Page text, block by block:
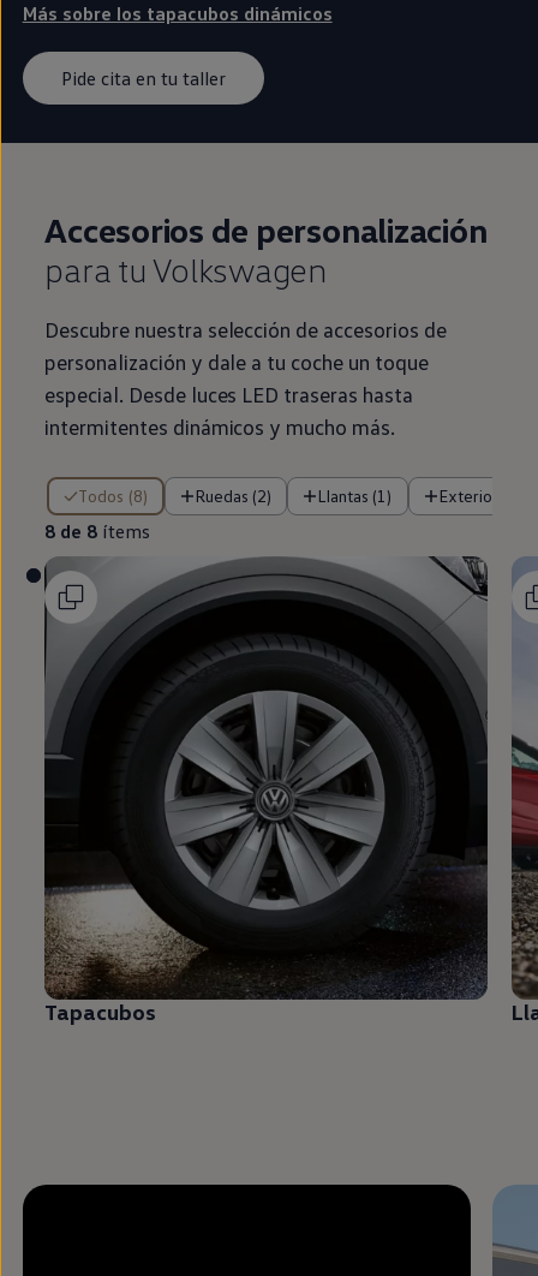
Más sobre los tapacubos dinámicos
Pide cita en tu taller
Accesorios de personalización
para tu Volkswagen
Descubre nuestra selección de accesorios de
personalización y dale a tu cocheun toque
especial. Desde luces LED traseras hasta
intermitentes dinámicos y mucho más.
Todos (8) Ruedas (2) Llantas (1) Exterior (2)
8 de 8 ítems
8 de 8 ítems
Tapacubos